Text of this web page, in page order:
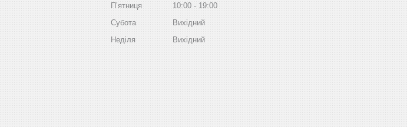
Пʼятниця
10:00
19:00
Субота
Вихідний
Неділя
Вихідний